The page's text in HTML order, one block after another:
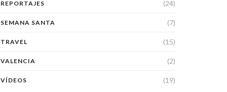
REPORTAJES (24)
SEMANA SANTA (7)
TRAVEL (15)
VALENCIA (2)
VÍDEOS (19)